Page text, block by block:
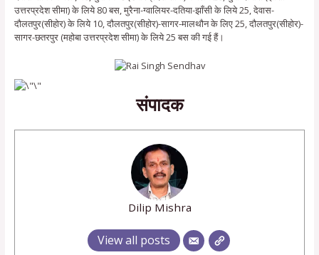
उत्तरप्रदेश सीमा) के लिये 80 बस, मुरैना-ग्वालियर-दतिया-झाँसी के लिये 25, देवास-
दौलतपुर(सीहोर) के लिये 10, दौलतपुर(सीहोर)-सागर-मालथौन के लिए 25, दौलतपुर(सीहोर)-
सागर-छतरपुर (महोबा उत्तरप्रदेश सीमा) के लिये 25 बस की गई हैं।
संपादक
Dilip Mishra
View all posts